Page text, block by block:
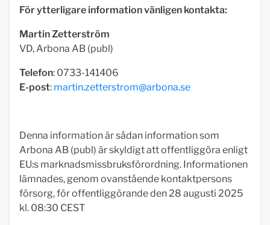
För ytterligare information vänligen kontakta:
Martin Zetterström
VD, Arbona AB (publ)
Telefon: 0733-141406
E-post: martin.zetterstrom@arbona.se
Denna information är sådan information som
Arbona AB (publ) är skyldigt att offentliggöra enligt
EU:s marknadsmissbruksförordning. Informationen
lämnades, genom ovanstående kontaktpersons
försorg, för offentliggörande den 28 augusti 2025
kl. 08:30 CEST